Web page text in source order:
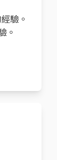
驗。
。